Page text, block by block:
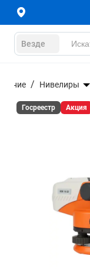
Везде
Нивелиры
Госреестр Акция